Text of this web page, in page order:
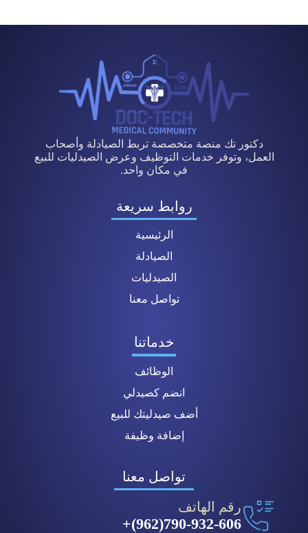
دكتور تك منصة متخصصة تربط الصيادلة وأصحاب
العمل، وتوفر خدمات التوظيف وعرض الصيدليات للبيع
في مكان واحد.
روابط سريعة
الرئيسية
الصيادلة
الصيدليات
تواصل معنا
خدماتنا
الوظائف
انضم كصيدلي
أضف صيدليتك للبيع
إضافة وظيفة
تواصل معنا
رقم الهاتف
790-932-606(962)+